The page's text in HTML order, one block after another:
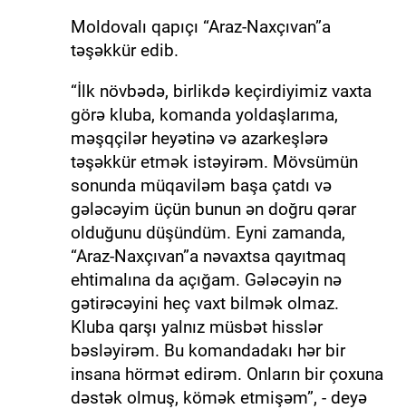
Moldovalı qapıçı “Araz-Naxçıvan”a
təşəkkür edib.
“İlk növbədə, birlikdə keçirdiyimiz vaxta
görə kluba, komanda yoldaşlarıma,
məşqçilər heyətinə və azarkeşlərə
təşəkkür etmək istəyirəm. Mövsümün
sonunda müqaviləm başa çatdı və
gələcəyim üçün bunun ən doğru qərar
olduğunu düşündüm. Eyni zamanda,
“Araz-Naxçıvan”a nəvaxtsa qayıtmaq
ehtimalına da açığam. Gələcəyin nə
gətirəcəyini heç vaxt bilmək olmaz.
Kluba qarşı yalnız müsbət hisslər
bəsləyirəm. Bu komandadakı hər bir
insana hörmət edirəm. Onların bir çoxuna
dəstək olmuş, kömək etmişəm”, - deyə